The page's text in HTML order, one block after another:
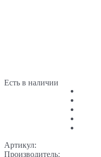
Есть в наличии
Артикул:
Производитель: